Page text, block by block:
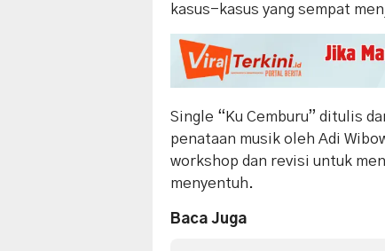
kasus-kasus yang sempat
Single “Ku Cemburu” ditulis
penataan musik oleh Adi
workshop dan revisi untuk
menyentuh.
Baca Juga